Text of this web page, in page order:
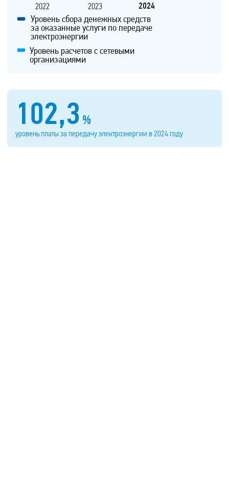
2022 2023 2024
Уровень сбора денежных средств
за оказанные услуги по передаче
электроэнергии
Уровень расчетов с сетевыми
организациями
102,3 %
уровень платы за передачу электроэнергии в 2024 году